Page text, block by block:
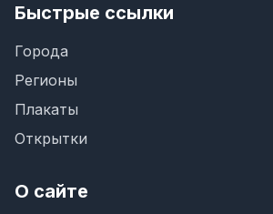
Быстрые ссылки
Города
Регионы
Плакаты
Открытки
О сайте